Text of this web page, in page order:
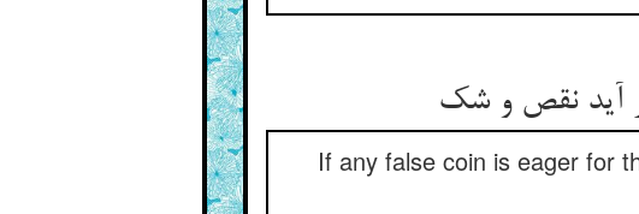
آید نقص و شک‏
If any false coin is eager for